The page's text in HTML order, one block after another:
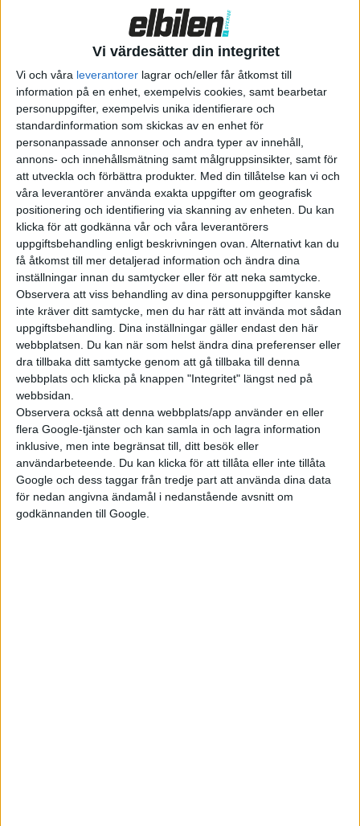
Vi värdesätter din integritet
Vi och våra leverantorer lagrar och/eller får åtkomst till
information på en enhet, exempelvis cookies, samt bearbetar
personuppgifter, exempelvis unika identifierare och
standardinformation som skickas av en enhet för
personanpassade annonser och andra typer av innehåll,
annons- och innehållsmätning samt målgruppsinsikter, samt för
att utveckla och förbättra produkter. Med din tillåtelse kan vi och
våra leverantörer använda exakta uppgifter om geografisk
positionering och identifiering via skanning av enheten. Du kan
klicka för att godkänna vår och våra leverantörers
uppgiftsbehandling enligt beskrivningen ovan. Alternativt kan du
få åtkomst till mer detaljerad information och ändra dina
inställningar innan du samtycker eller för att neka samtycke.
Observera att viss behandling av dina personuppgifter kanske
inte kräver ditt samtycke, men du har rätt att invända mot sådan
uppgiftsbehandling. Dina inställningar gäller endast den här
webbplatsen. Du kan när som helst ändra dina preferenser eller
dra tillbaka ditt samtycke genom att gå tillbaka till denna
webbplats och klicka på knappen "Integritet" längst ned på
webbsidan.
Observera också att denna webbplats/app använder en eller
flera Google-tjänster och kan samla in och lagra information
inklusive, men inte begränsat till, ditt besök eller
användarbeteende. Du kan klicka för att tillåta eller inte tillåta
Google och dess taggar från tredje part att använda dina data
för nedan angivna ändamål i nedanstående avsnitt om
godkännanden till Google.
Två batteristorlekar erbjuds, där det mindre på 71,8 kWh ger en
räckvidd på 55 mil, enligt den kinesiska körcykeln, och kan
snabbladdas med 170 kW. Med det större batteriet på 80,6 kWh
anger BYD en räckvidd i Kina på 61 mil och det kan snabbladdas
med 240 kW. Tiden för att ladda från 10 till 80 procent anges
till 25 minuter. Bilen uppges också komma med en teknik
kallad ”dual gun”, där det går att koppla in två laddkablar
samtidigt för att höja laddeffekten till nästan 500 kW.
BYD Sealion ska bjuda på komfort med adaptiva dämpare och
ett egenutvecklat system för att hålla karossen upprätt även
vid extrem körning. Instegsversionen är bakhjulsdriven med en
elmotor på 170 kW (231 hk), samt ytterligare en bakhjulsdriven
version med en effekt på 320 kW (313 hk). Utöver det finns det
en fyrhjulsdriven version med dubbla elmotorer som har en
gemensam effekt på 390 kW (530 hk). Med det ska 0-100 km/h
vara avklarat på 4,2 sekunder.
Om alla tre versioner är tänkta att lanseras i Europa är ännu
oklart. Det har heller inte meddelats något lanseringsdatum